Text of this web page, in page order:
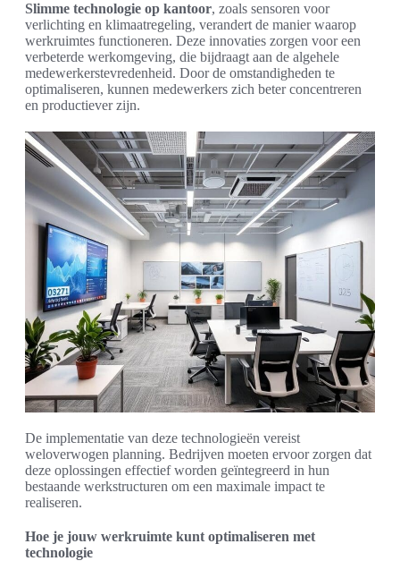
Slimme technologie op kantoor, zoals sensoren voor
verlichting en klimaatregeling, verandert de manier waarop
werkruimtes functioneren. Deze innovaties zorgen voor een
verbeterde werkomgeving, die bijdraagt aan de algehele
medewerkerstevredenheid. Door de omstandigheden te
optimaliseren, kunnen medewerkers zich beter concentreren
en productiever zijn.
De implementatie van deze technologieën vereist
weloverwogen planning. Bedrijven moeten ervoor zorgen dat
deze oplossingen effectief worden geïntegreerd in hun
bestaande werkstructuren om een maximale impact te
realiseren.
Hoe je jouw werkruimte kunt optimaliseren met
technologie